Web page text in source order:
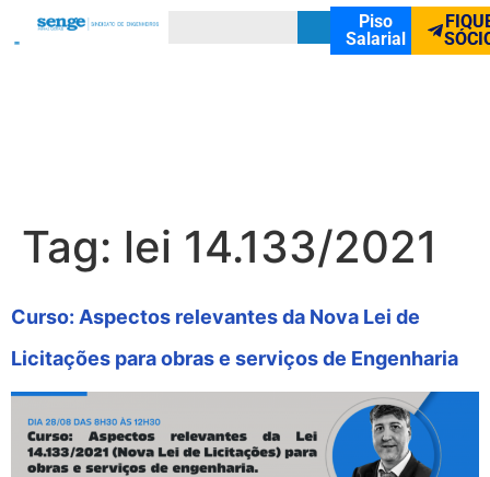
Piso
Salarial
Tag: lei 14.133/2021
Curso: Aspectos relevantes da Nova Lei de
Licitações para obras e serviços de Engenharia